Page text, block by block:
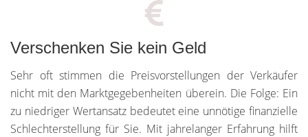
Verschenken Sie kein Geld
Sehr oft stimmen die Preisvorstellungen der Verkäufer
nicht mit den Marktgegebenheiten überein. Die Folge: Ein
zu niedriger Wertansatz bedeutet eine unnötige finanzielle
Schlechterstellung für Sie. Mit jahrelanger Erfahrung hilft